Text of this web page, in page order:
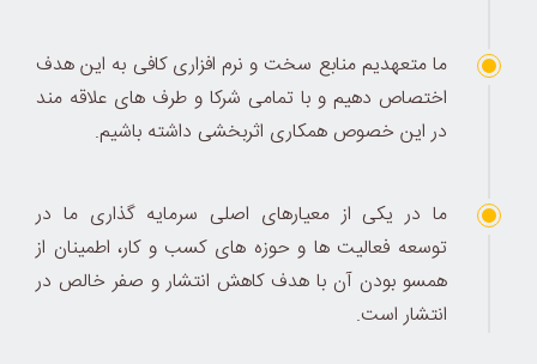
ما متعهدیم منابع سخت و نرم افزاری کافی به این هدف
اختصاص دهیم و با تمامی شرکا و طرف های علاقه مند
در این خصوص همکاری اثربخشی داشته باشیم.
ما در یکی از معیارهای اصلی سرمایه گذاری ما در
توسعه فعالیت ها و حوزه های کسب و کار، اطمینان از
همسو بودن آن با هدف کاهش انتشار و صفر خالص در
انتشار است.